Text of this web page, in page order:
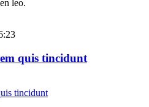
leo.
quis tincidunt